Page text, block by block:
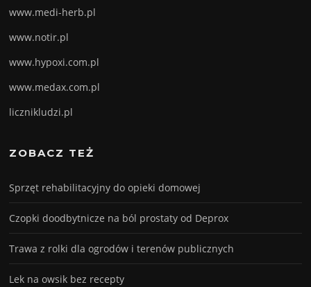
www.medi-herb.pl
www.notir.pl
www.hypoxi.com.pl
www.medax.com.pl
licznikludzi.pl
ZOBACZ TEŻ
Sprzęt rehabilitacyjny do opieki domowej
Czopki doodbytnicze na ból prostaty od Deprox
Trawa z rolki dla ogrodów i terenów publicznych
Lek na owsik bez recepty